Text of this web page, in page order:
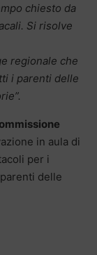
chiesto da
Si risolve
regionale che
i parenti delle
in aula di
per i
delle